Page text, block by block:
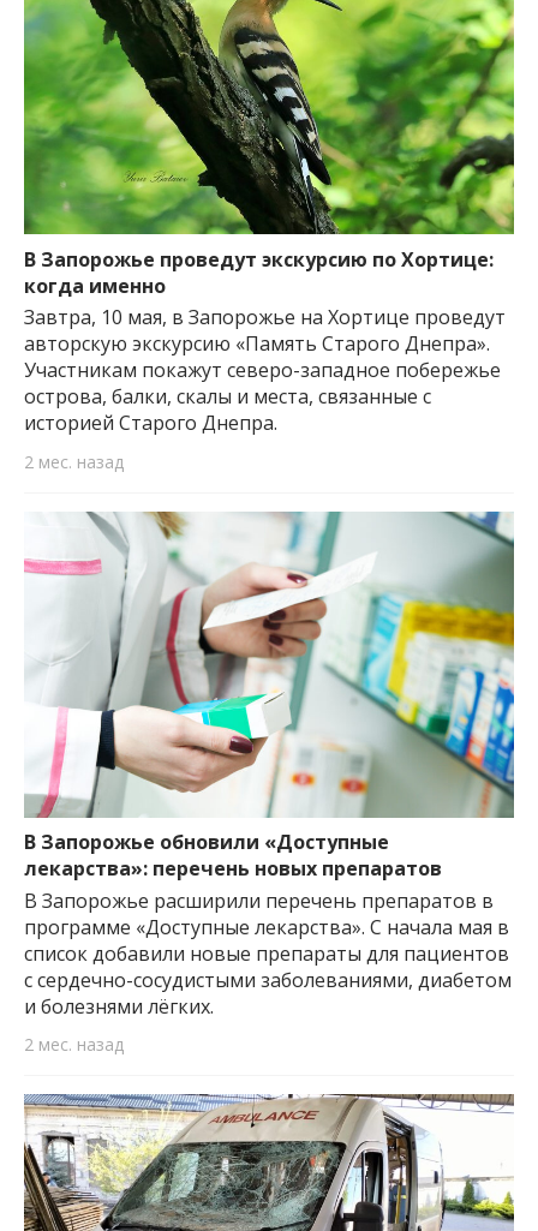
В Запорожье проведут экскурсию по Хортице:
когда именно
Завтра, 10 мая, в Запорожье на Хортице проведут
авторскую экскурсию «Память Старого Днепра».
Участникам покажут северо-западное побережье
острова, балки, скалы и места, связанные с
историей Старого Днепра.
2 мес. назад
В Запорожье обновили «Доступные
лекарства»: перечень новых препаратов
В Запорожье расширили перечень препаратов в
программе «Доступные лекарства». С начала мая в
список добавили новые препараты для пациентов
с сердечно-сосудистыми заболеваниями, диабетом
и болезнями лёгких.
2 мес. назад